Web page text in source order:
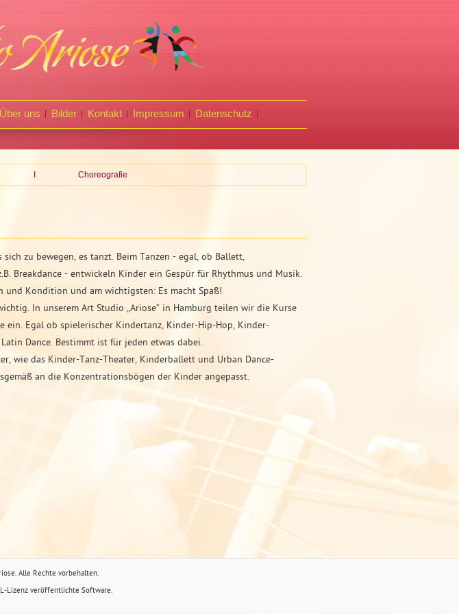
Über uns Bilder Kontakt Impressum Datenschutz
Choreografie
zu bewegen, es tanzt. Beim Tanzen - egal, ob Ballett,
Breakdance - entwickeln Kinder ein Gespür für Rhythmus und Musik.
Kondition und am wichtigsten: Es macht Spaß!
In unserem Art Studio „Ariose“ in Hamburg teilen wir die Kurse
ein. Egal ob spielerischer Kindertanz, Kinder-Hip-Hop, Kinder-
Dance. Bestimmt ist für jeden etwas dabei.
wie das Kinder-Tanz-Theater, Kinderballett und Urban Dance-
an die Konzentrationsbögen der Kinder angepasst.
Alle Rechte vorbehalten.
Lizenzveröffentlichte Software.